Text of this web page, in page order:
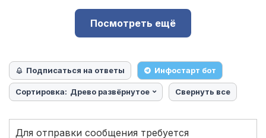
Посмотреть ещё
Подписаться на ответы Инфостарт бот
Сортировка: Древо развёрнутое Свернуть все
Для отправки сообщения требуется